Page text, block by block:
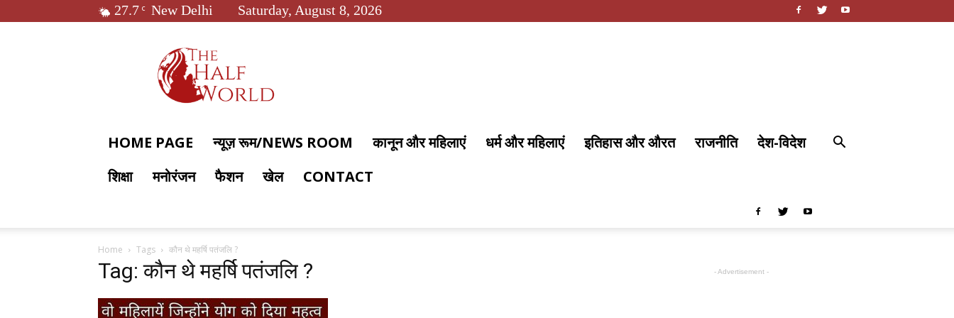
27.7 C New Delhi Saturday, August 8, 2026
World
HOME PAGE न्यूज़ रूम/NEWS ROOM कानून और महिलाएं धर्म और महिलाएं इतिहास और औरत राजनीति
देश-विदेश
शिक्षा
मनोरंजन फैशन खेल CONTACT
Home Tags कौन थे महर्षि पतंजलि ?
Tag: कौन थे महर्षि पतंजलि ? - Advertisement -